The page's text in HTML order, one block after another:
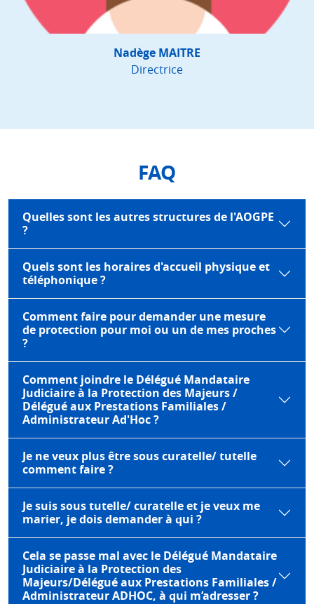
Nadège MAITRE
Directrice
FAQ
Quelles sont les autres structures de l'AOGPE
?
Quels sont les horaires d'accueil physique et
téléphonique ?
Comment faire pour demander une mesure
de protection pour moi ou un de mes proches
?
Comment joindre le Délégué Mandataire
Judiciaire à la Protection des Majeurs /
Délégué aux Prestations Familiales /
Administrateur Ad'Hoc ?
Je ne veux plus être sous curatelle/ tutelle
comment faire ?
Je suis sous tutelle/ curatelle et je veux me
marier, je dois demander à qui ?
Cela se passe mal avec le Délégué Mandataire
Judiciaire à la Protection des
Majeurs/Délégué aux Prestations Familiales /
Administrateur ADHOC, à qui m’adresser ?